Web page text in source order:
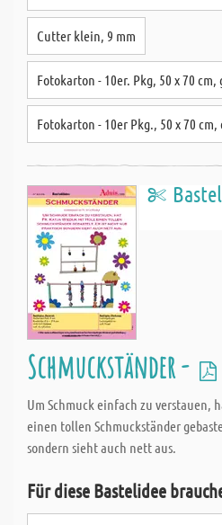
Cutter klein, 9 mm
Fotokarton - 10er. Pkg, 50 x 70 cm,
Fotokarton - 10er Pkg., 50 x 70 cm,
Schmuckständer -
Um Schmuck einfach zu verstauen,
einen tollen Schmuckständer
sondern sieht auch nett aus.
Für diese Bastelidee